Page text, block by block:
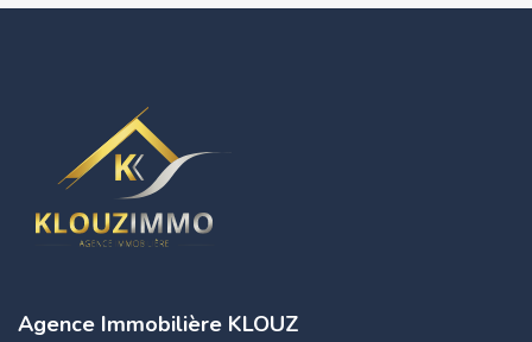
Agence Immobilière KLOUZ